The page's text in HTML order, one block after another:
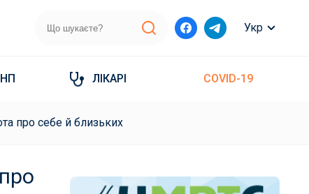
Укр
ЛІКАРІ COVID-19
про себе й близьких